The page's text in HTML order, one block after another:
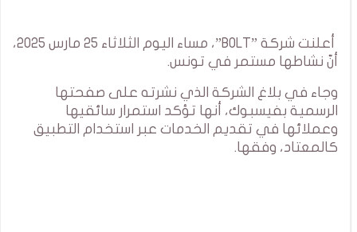
أعلنت شركة ”BOLT”، مساء اليوم الثلاثاء 25 مارس 2025،
أنّ نشاطها مستمر في تونس.
وجاء في بلاغ الشركة الذي نشرته على صفحتها
الرسمية بفيسبوك، أنها تؤكد استمرار سائقيها
وعملائها في تقديم الخدمات عبر استخدام التطبيق
كالمعتاد، وفقها.